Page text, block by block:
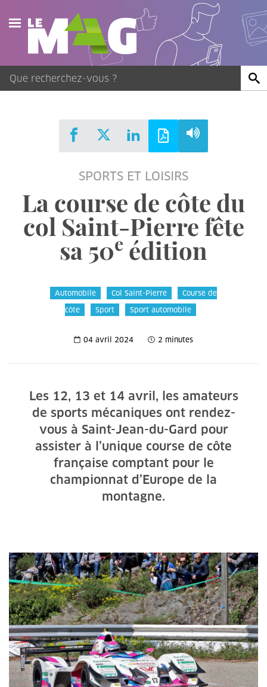
Actualités
Agenda
Publications
SPORTS ET LOISIRS
La course de côte du
col Saint-Pierre fête
sa 50e édition
Automobile Col Saint-Pierre
Course de
côte
Sport Sport automobile
04 avril 2024 2 minutes
Les 12, 13 et 14 avril, les amateurs
de sports mécaniques ont rendez-
vous à Saint-Jean-du-Gard pour
assister à l’unique course de côte
française comptant pour le
championnat d’Europe de la
montagne.